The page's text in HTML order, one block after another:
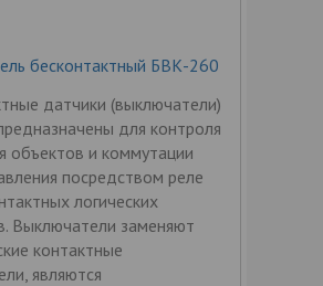
бесконтактный БВК-260
датчики (выключатели)
для контроля
объектов и коммутации
посредством реле
логических
Выключатели заменяют
контактные
являются